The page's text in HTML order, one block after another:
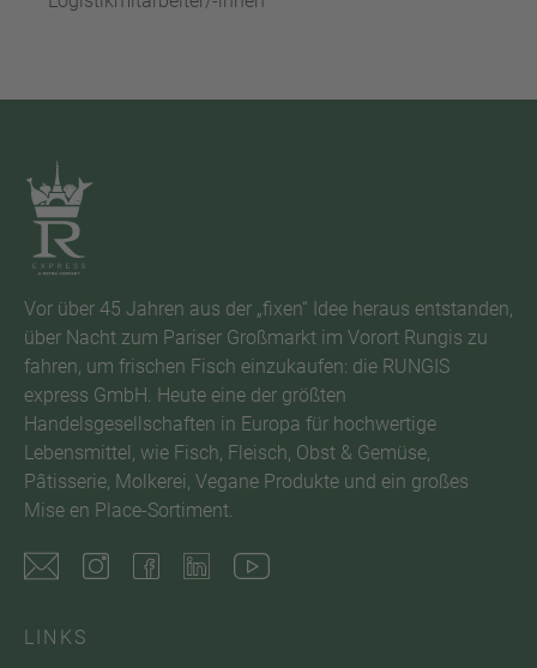
Vor über 45 Jahren aus der „fixen“ Idee heraus entstanden,
über Nacht zum Pariser Großmarkt im Vorort Rungis zu
fahren, um frischen Fisch einzukaufen: die RUNGIS
express GmbH. Heute eine der größten
Handelsgesellschaften in Europa für hochwertige
Lebensmittel, wie Fisch, Fleisch, Obst & Gemüse,
Pâtisserie, Molkerei, Vegane Produkte und ein großes
Mise en Place-Sortiment.
LINKS